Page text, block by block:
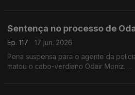
Sentença no processo de
Ep. 117
17 jun. 2026
Pena suspensa para o agente da
matou o cabo-verdiano Odair Moniz.